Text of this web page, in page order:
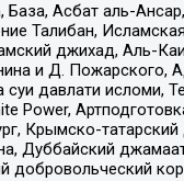
Асбат аль-
Талибан, Исламская
джихад, Аль-
и Д. Пожарского,
давлати исломи,
Крымско-
Дуббайский
добровольческий